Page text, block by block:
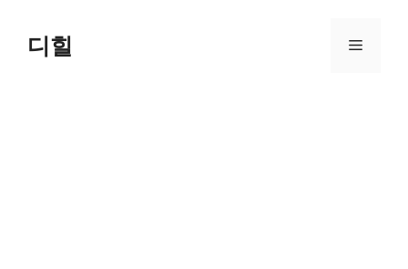
content디힐 Menu